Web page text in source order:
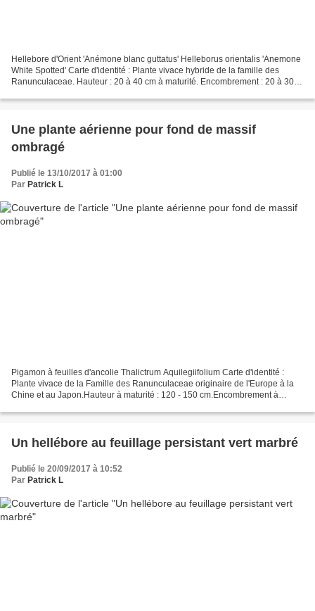
Hellebore d'Orient 'Anémone blanc guttatus' Helleborus orientalis 'Anemone
White Spotted' Carte d'identité : Plante vivace hybride de la famille des
Ranunculaceae. Hauteur : 20 à 40 cm à maturité. Encombrement : 20 à 30
Une plante aérienne pour fond de massif
ombragé
Publié le 13/10/2017 à 01:00
Par Patrick L
Pigamon à feuilles d'ancolie Thalictrum Aquilegiifolium Carte d'identité :
Plante vivace de la Famille des Ranunculaceae originaire de l'Europe à la
Chine et au Japon.Hauteur à maturité : 120 - 150 cm.Encombrement à
Un hellébore au feuillage persistant vert marbré
Publié le 20/09/2017 à 10:52
Par Patrick L